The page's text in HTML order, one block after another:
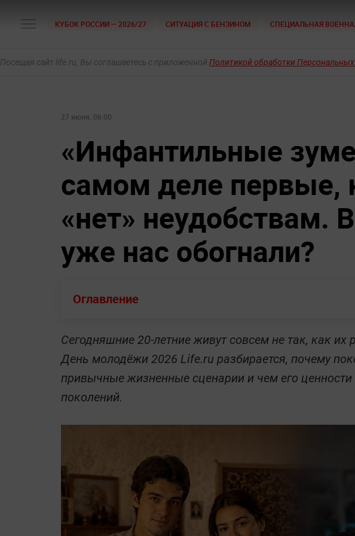
КУБОК РОССИИ — 2026/27 СИТУАЦИЯ С БЕНЗИНОМ СПЕЦИАЛЬНАЯ
Посещая сайт life.ru, Вы соглашаетесь с приложенной Политикой обработки
27 июня, 06:00
«Инфантильные
самом деле первые,
«нет» неудобствам.
уже нас обогнали?
Оглавление
Сегодняшние 20-летние живут совсем не так, как их
День молодёжи 2026 Life.ru разбирается, почему
привычные жизненные сценарии и чем его
поколений.